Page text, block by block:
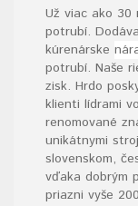
Už viac ako 30
potrubí.
kúrenárske
potrubí. Naše
zisk. Hrdo
klienti lídrami
renomované
unikátnymi
slovenskom,
vďaka dobrým
priazni vyše